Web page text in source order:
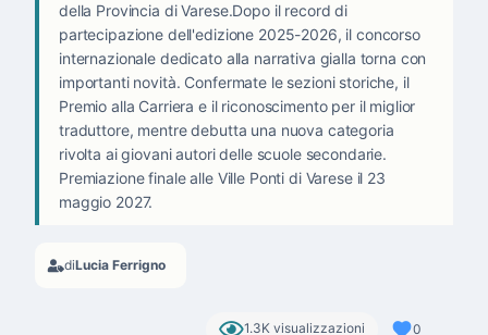
della Provincia di Varese.Dopo il record di
partecipazione dell'edizione 2025-2026, il concorso
internazionale dedicato alla narrativa gialla torna con
importanti novità. Confermate le sezioni storiche, il
Premio alla Carriera e il riconoscimento per il miglior
traduttore, mentre debutta una nuova categoria
rivolta ai giovani autori delle scuole secondarie.
Premiazione finale alle Ville Ponti di Varese il 23
maggio 2027.
diLucia Ferrigno
1.3K visualizzazioni 0